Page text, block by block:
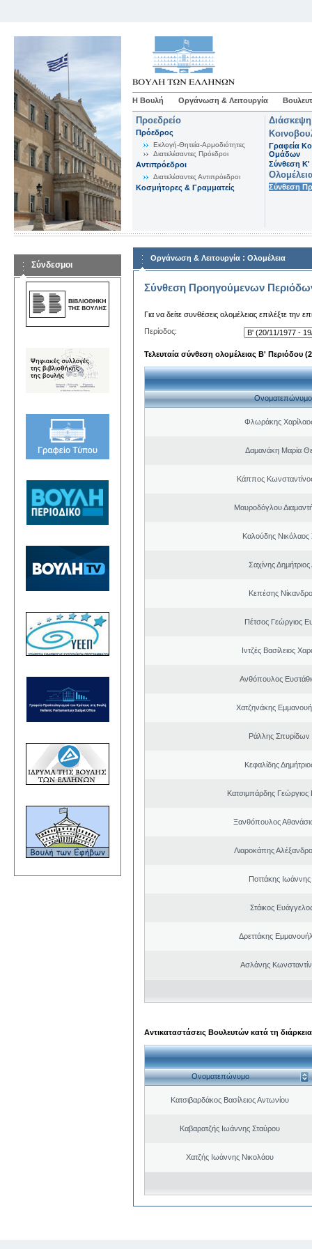
Η Βουλή Οργάνωση & Λειτουργία
Προεδρείο
Πρόεδρος
Εκλογή-Θητεία-Αρμοδιότητες
Διατελέσαντες Πρόεδροι
Αντιπρόεδροι
Διατελέσαντες Αντιπρόεδροι
Κοσμήτορες & Γραμματείς
Γραφεία
Ομάδων
Σύνθεση K'
Σύνθεση
Σύνδεσμοι
Οργάνωση & Λειτουργία : Ολομέλεια
Σύνθεση Προηγούμενων
Για να δείτε συνθέσεις ολομέλειας επιλέξτε την
Περίοδος:
Τελευταία σύνθεση ολομέλειας Β' Περιόδου
Ονοματεπώνυμο
Φλωράκης
Δαμανάκη Μαρία
Κάππος
Μαυροδόγλου
Καλούδης Νικόλαος
Σαχίνης Δημήτριος
Κεπέσης
Πέτσος Γεώργιος
Ιντζές Βασίλειος
Ανθόπουλος
Χατζηνάκης
Ράλλης Σπυρίδων
Κεφαλίδης
Κατσιμπάρδης Γεώργιος
Ξανθόπουλος
Λιαροκάπης
Ποττάκης
Στάικος
Δρεττάκης
Ασλάνης
Αντικαταστάσεις Βουλευτών κατά τη
Ονοματεπώνυμο
Κατσιβαρδάκος Βασίλειος Αντωνίου
Καβαρατζής Ιωάννης Σταύρου
Χατζής Ιωάννης Νικολάου